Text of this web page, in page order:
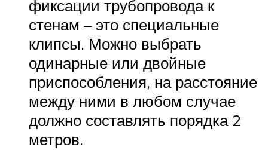
фиксации трубопровода к
стенам – это специальные
клипсы. Можно выбрать
одинарные или двойные
приспособления, на расстояние
между ними в любом случае
должно составлять порядка 2
метров.